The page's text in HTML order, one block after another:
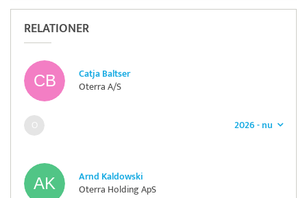
RELATIONER
Catja Baltser
Oterra A/S
2026 - nu
Arnd Kaldowski
Oterra Holding ApS